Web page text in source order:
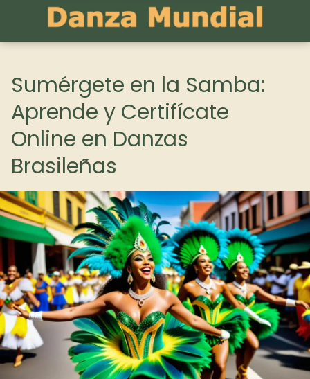
Sumérgete en la Samba:
Aprende y Certifícate
Online en Danzas
Brasileñas